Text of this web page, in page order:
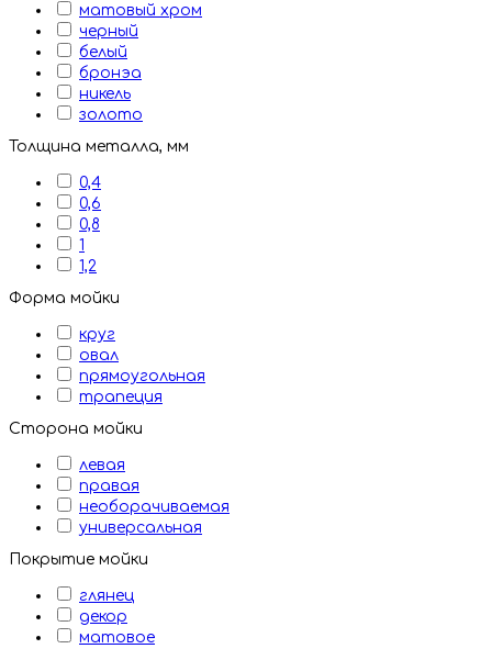
матовый хром
черный
белый
бронэа
никель
золото
Толщина металла, мм
0,4
0,6
0,8
1
1,2
Форма мойки
круг
овал
прямоугольная
трапеция
Сторона мойки
левая
правая
необорачиваемая
универсальная
Покрытие мойки
глянец
декор
матовое